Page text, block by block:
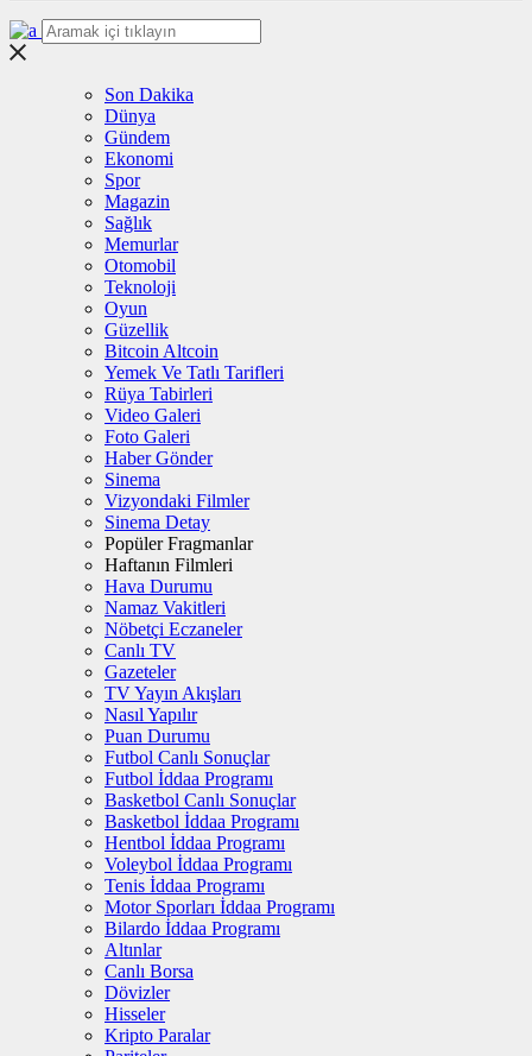
Son Dakika
Dünya
Gündem
Ekonomi
Spor
Magazin
Sağlık
Memurlar
Otomobil
Teknoloji
Oyun
Güzellik
Bitcoin Altcoin
Yemek Ve Tatlı Tarifleri
Rüya Tabirleri
Video Galeri
Foto Galeri
Haber Gönder
Sinema
Vizyondaki Filmler
Sinema Detay
Popüler Fragmanlar
Haftanın Filmleri
Hava Durumu
Namaz Vakitleri
Nöbetçi Eczaneler
Canlı TV
Gazeteler
TV Yayın Akışları
Nasıl Yapılır
Puan Durumu
Futbol Canlı Sonuçlar
Futbol İddaa Programı
Basketbol Canlı Sonuçlar
Basketbol İddaa Programı
Hentbol İddaa Programı
Voleybol İddaa Programı
Tenis İddaa Programı
Motor Sporları İddaa Programı
Bilardo İddaa Programı
Altınlar
Canlı Borsa
Dövizler
Hisseler
Kripto Paralar